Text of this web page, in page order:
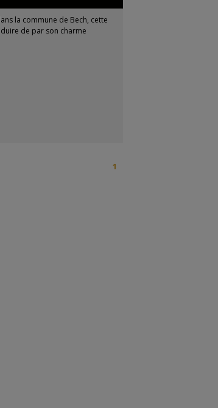
la commune de Bech, cette
de par son charme
1